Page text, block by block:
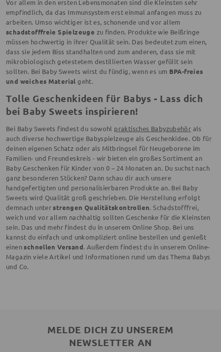
Vor allem in den ersten Lebensmonaten sind die Kleinsten sehr
empfindlich, da das Immunsystem erst einmal anfangen muss zu
arbeiten. Umso wichtiger ist es, schonende und vor allem
schadstofffreie Spielzeuge zu finden. Produkte wie Beißringe
müssen hochwertig in ihrer Qualität sein. Das bedeutet zum einen,
dass sie jedem Biss standhalten und zum anderen, dass sie mit
mikrobiologisch getestetem destillierten Wasser gefüllt sein
sollten. Bei Baby Sweets wirst du fündig, wenn es um BPA-freies
und weiches Material geht.
Tolle Geschenkideen für Babys - Lass dich
bei Baby Sweets inspirieren!
Bei Baby Sweets findest du sowohl praktisches Babyzubehör als
auch diverse hochwertige Babyspielzeuge als Geschenkidee. Ob für
deinen eigenen Schatz oder als Mitbringsel für Neugeborene im
Familien- und Freundeskreis - wir bieten ein großes Sortiment an
Baby Geschenken für Kinder von 0 – 24 Monaten an. Du suchst nach
ganz besonderen Stücken? Dann schau dir auch unsere
handgefertigten und personalisierbaren Produkte an. Bei Baby
Sweets wird Qualität groß geschrieben. Die Herstellung erfolgt
demnach unterstrengen Qualitätskontrollen. Schadstofffrei,
weich und vor allem nachhaltig sollten Geschenke für die Kleinsten
sein. Das und mehr findest du in unserem Online Shop. Bei uns
kannst du einfach und unkompliziert online bestellen und genießt
einenschnellen Versand. Außerdem findest du in unserem Online-
Magazin viele Artikel und Informationen rund um das Thema Babys
und Co.
MELDE DICH ZU UNSEREM
NEWSLETTER AN